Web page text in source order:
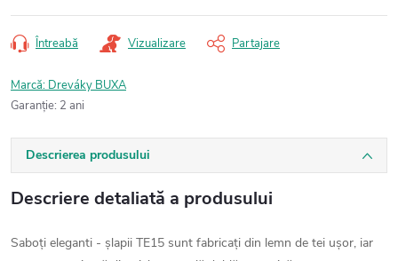
Întreabă Vizualizare Partajare
Marcă: Dreváky BUXA
Garanţie: 2 ani
Descrierea produsului
Descriere detaliată a produsului
Saboți eleganti - șlapii TE15 sunt fabricați din lemn de tei ușor, iar